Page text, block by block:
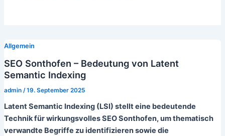
Allgemein
SEO Sonthofen – Bedeutung von Latent
Semantic Indexing
admin /19. September 2025
Latent Semantic Indexing (LSI) stellt eine bedeutende
Technik für wirkungsvolles SEO Sonthofen, um thematisch
verwandte Begriffe zu identifizieren sowie die